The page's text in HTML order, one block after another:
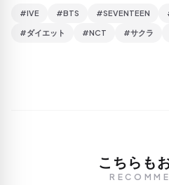
#IVE #BTS #SEVENTEEN
#ダイエット #NCT #サクラ
こちらも